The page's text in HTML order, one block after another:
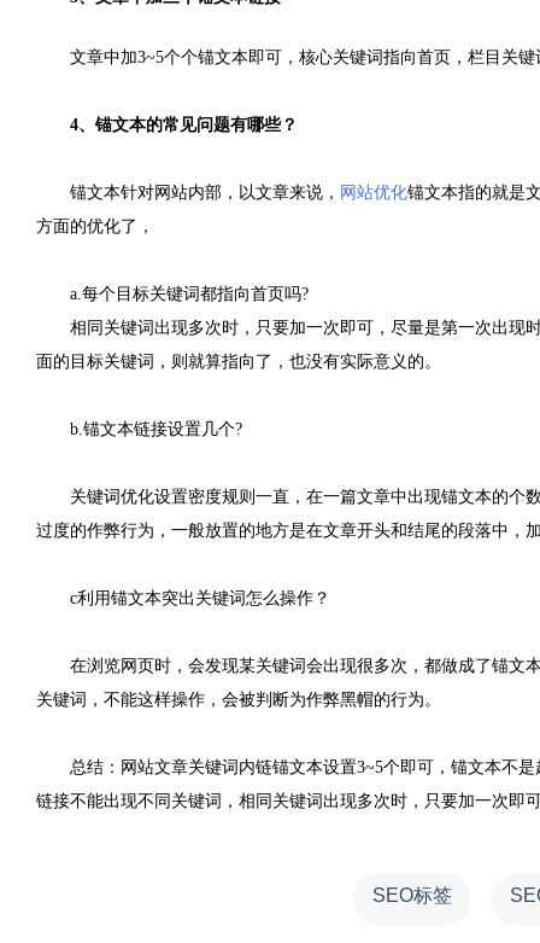
文章中加3~5个个锚文本即可，核心关键词指向首页，栏目关
4、锚文本的常见问题有哪些？
锚文本针对网站内部，以文章来说， 网站优化锚文本指的就是
方面的优化了，
a.每个目标关键词都指向首页吗?
相同关键词出现多次时，只要加一次即可，尽量是第一次出现
面的目标关键词，则就算指向了，也没有实际意义的。
b.锚文本链接设置几个?
关键词优化设置密度规则一直，在一篇文章中出现锚文本的个
过度的作弊行为，一般放置的地方是在文章开头和结尾的段落中，
c利用锚文本突出关键词怎么操作？
在浏览网页时，会发现某关键词会出现很多次，都做成了锚文
关键词，不能这样操作，会被判断为作弊黑帽的行为。
总结：网站文章关键词内链锚文本设置3~5个即可，锚文本不
链接不能出现不同关键词，相同关键词出现多次时，只要加一次即
SEO标签